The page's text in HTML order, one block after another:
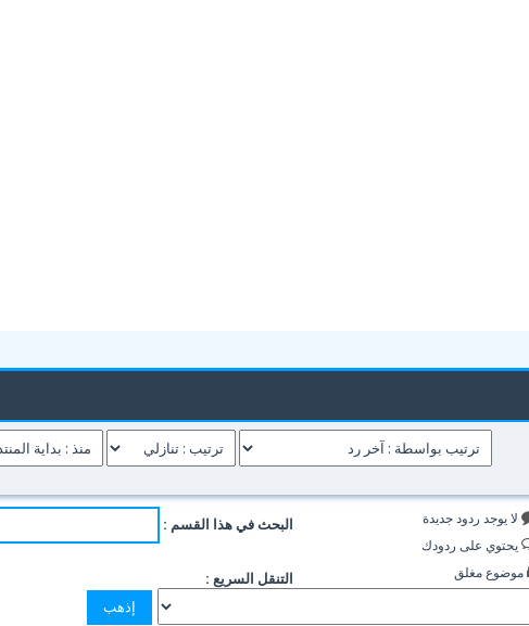
لا يوجد ردود جديدة
يحتوي على ردودك
موضوع مغلق
البحث في هذا القسم :
التنقل السريع :